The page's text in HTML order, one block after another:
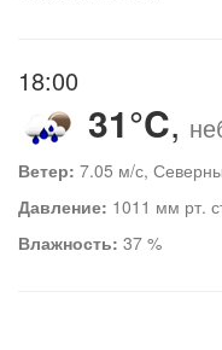
18:00
31°C,
Ветер: 7.05 м/с,
Давление: 1011 мм рт.
Влажность: 37 %